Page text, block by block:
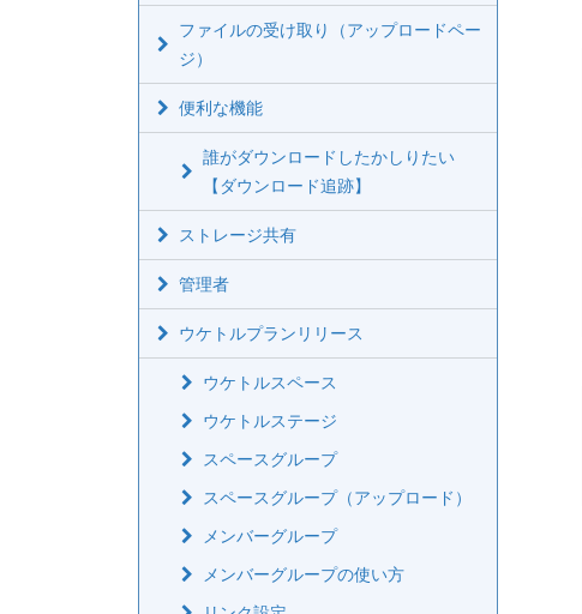
ファイルの受け取り（アップロードペー
ジ）
便利な機能
誰がダウンロードしたかしりたい
【ダウンロード追跡】
ストレージ共有
管理者
ウケトルプランリリース
ウケトルスペース
ウケトルステージ
スペースグループ
スペースグループ（アップロード）
メンバーグループ
メンバーグループの使い方